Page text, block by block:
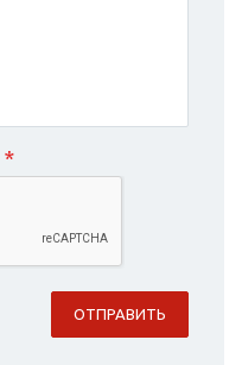
*
ОТПРАВИТЬ